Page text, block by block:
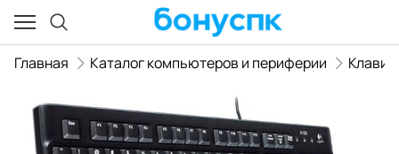
Главная Каталог компьютеров и периферии